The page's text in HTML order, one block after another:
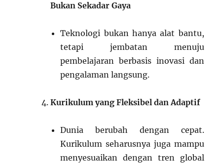
Bukan Sekadar Gaya
Teknologi bukan hanya alat bantu,
tetapi jembatan menuju
pembelajaran berbasis inovasi dan
pengalaman langsung.
Kurikulum yang Fleksibel dan Adaptif
Dunia berubah dengan cepat.
Kurikulum seharusnya juga mampu
menyesuaikan dengan tren global